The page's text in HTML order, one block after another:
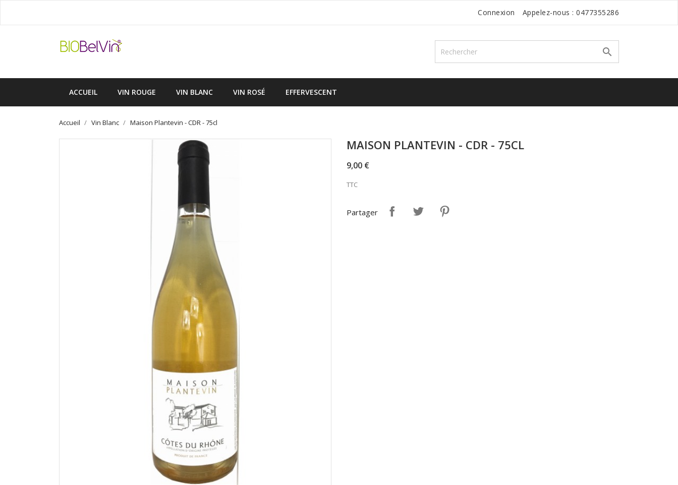
Connexion Appelez-nous : 0477355286

ACCUEIL VIN ROUGE VIN BLANC VIN ROSÉ EFFERVESCENT
Accueil Vin Blanc Maison Plantevin - CDR - 75cl
MAISON PLANTEVIN - CDR - 75CL
9,00 €
TTC
Partager